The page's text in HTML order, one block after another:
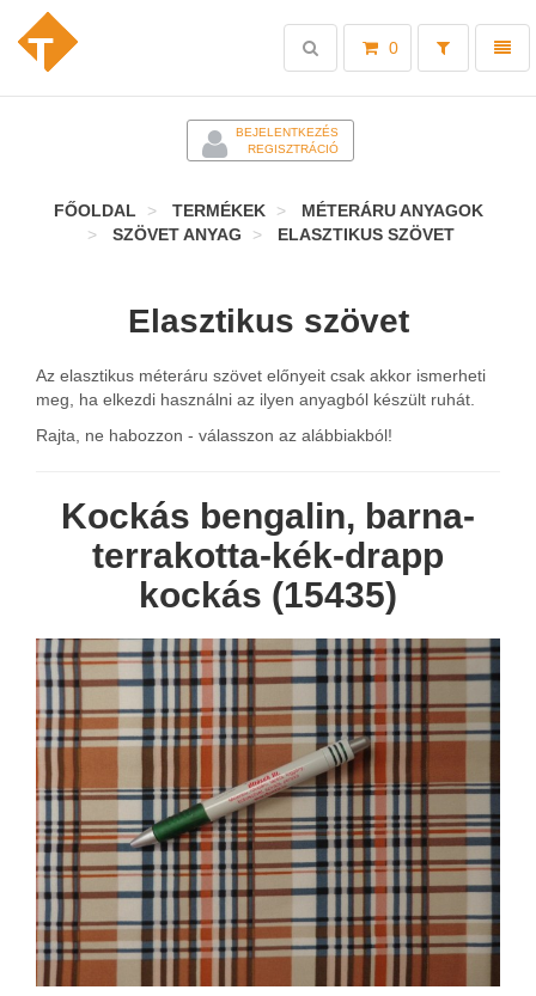
Toggle
0
Toggle
search
BEJELENTKEZÉS
REGISZTRÁCIÓ
FŐOLDAL TERMÉKEK
MÉTERÁRU ANYAGOK
SZÖVET ANYAG
ELASZTIKUS SZÖVET
Elasztikus szövet
Az elasztikus méteráru szövet előnyeit csak akkor ismerheti
meg, ha elkezdi használni az ilyen anyagból készült ruhát.
Rajta, ne habozzon - válasszon az alábbiakból!
Kockás bengalin, barna-
terrakotta-kék-drapp
kockás (15435)